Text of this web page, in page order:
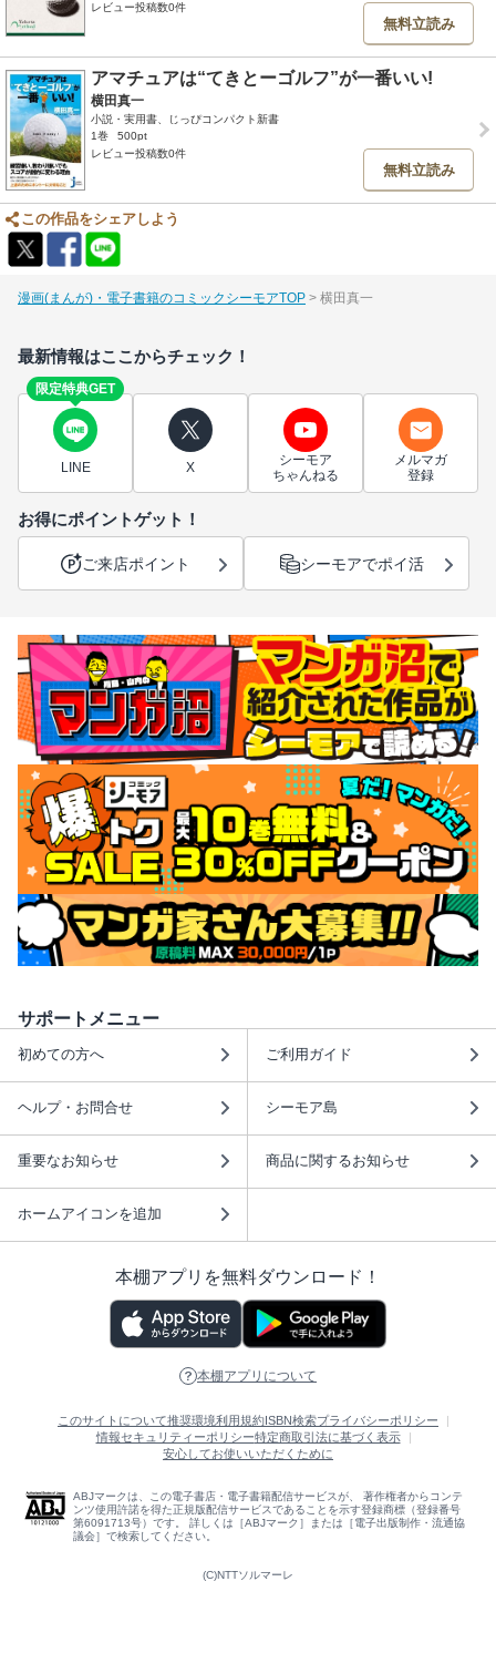
レビュー投稿数0件
無料立読み
アマチュアは“てきとーゴルフ”が一番いい!
横田真一
小説・実用書、じっぴコンパクト新書
1巻
500pt
レビュー投稿数0件
無料立読み
この作品をシェアしよう
漫画(まんが)・電子書籍のコミックシーモアTOP 横田真一
最新情報はここからチェック！
限定特典GET
LINE X
シーモア
ちゃんねる
メルマガ
登録
お得にポイントゲット！
ご来店ポイント シーモアでポイ活
サポートメニュー
初めての方へ ご利用ガイド
ヘルプ・お問合せ シーモア島
重要なお知らせ 商品に関するお知らせ
ホームアイコンを追加
本棚アプリを無料ダウンロード！
本棚アプリについて
このサイトについて推奨環境利用規約 ISBN検索プライバシーポリシー
情報セキュリティーポリシー特定商取引法に基づく表示
安心してお使いいただくために
ABJマークは、この電子書店・電子書籍配信サービスが、 著作権者からコンテ
ンツ使用許諾を得た正規版配信サービスであることを示す登録商標（登録番号
第6091713号）です。 詳しくは［ABJマーク］または［電子出版制作・流通協
議会］で検索してください。
(C)NTTソルマーレ